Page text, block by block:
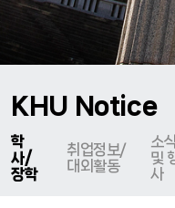
KHU Notice
학
사/
장학
취업정보/
대외활동
소식
및
사
더보기